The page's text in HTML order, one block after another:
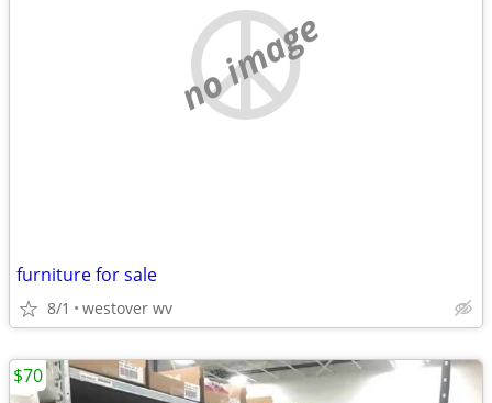
no image
furniture for sale
8/1 westover wv
$70